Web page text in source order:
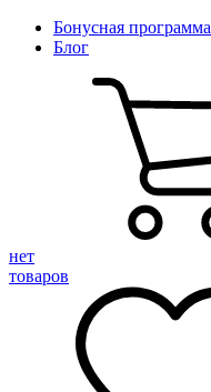
Бонусная программа
Блог
нет
товаров